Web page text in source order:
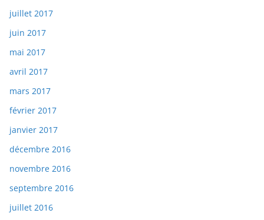
juillet 2017
juin 2017
mai 2017
avril 2017
mars 2017
février 2017
janvier 2017
décembre 2016
novembre 2016
septembre 2016
juillet 2016